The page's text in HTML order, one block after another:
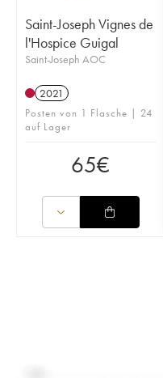
Saint-Joseph Vignes de
l'Hospice Guigal
Saint-Joseph AOC
2021
Posten von 1 Flasche | 24
auf Lager
65€